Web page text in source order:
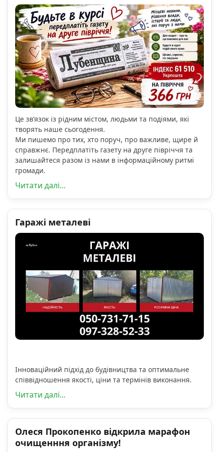
Це зв’язок із рідним містом, людьми та подіями, які
творять наше сьогодення.
Ми пишемо про тих, хто поруч, про важливе, щире й
справжнє. Передплатіть газету на друге півріччя та
залишайтеся разом із нами в інформаційному ритмі
громади.
Читати далі...
Гаражі металеві
Інноваційний підхід до будівництва та оптимальне
співвідношення якості, ціни та термінів виконання.
Читати далі...
Олеся Прокопенко відкрила марафон
очищенння організму!